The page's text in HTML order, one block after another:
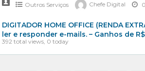
Outros Serviços Chefe Digital
DIGITADOR HOME OFFICE (RENDA
ler e responder e-mails. – Ganhos de
392 total views, 0 today